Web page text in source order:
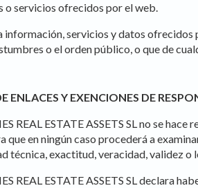
o servicios ofrecidos por el web.
información, servicios y datos ofrecidos
o el orden público, o que de
ENLACES Y EXENCIONES DE
REAL ESTATE ASSETS SL no se
que en ningún caso procederá a
técnica, exactitud, veracidad, validez o
REAL ESTATE ASSETS SL declara
This